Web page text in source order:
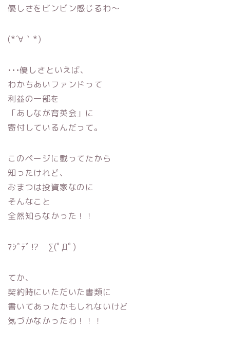
優しさをビンビン感じるわ〜
(*´∀｀*)
•••優しさといえば、
わかちあいファンドって
利益の一部を
「あしなが育英会」に
寄付しているんだって。
このページに載ってたから
知ったけれど、
おまつは投資家なのに
そんなこと
全然知らなかった！！
ﾏｼﾞﾃﾞ⁉︎ ∑(ﾟДﾟ)
てか、
契約時にいただいた書類に
書いてあったかもしれないけど
気づかなかったわ！！！